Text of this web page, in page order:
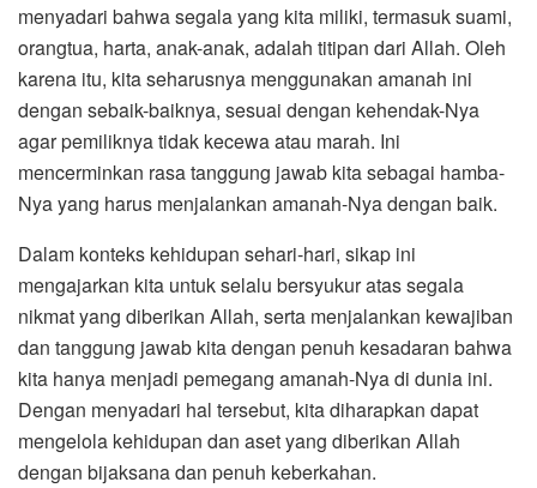
menyadari bahwa segala yang kita miliki, termasuk suami,
orangtua, harta, anak-anak, adalah titipan dari Allah. Oleh
karena itu, kita seharusnya menggunakan amanah ini
dengan sebaik-baiknya, sesuai dengan kehendak-Nya
agar pemiliknya tidak kecewa atau marah. Ini
mencerminkan rasa tanggung jawab kita sebagai hamba-
Nya yang harus menjalankan amanah-Nya dengan baik.
Dalam konteks kehidupan sehari-hari, sikap ini
mengajarkan kita untuk selalu bersyukur atas segala
nikmat yang diberikan Allah, serta menjalankan kewajiban
dan tanggung jawab kita dengan penuh kesadaran bahwa
kita hanya menjadi pemegang amanah-Nya di dunia ini.
Dengan menyadari hal tersebut, kita diharapkan dapat
mengelola kehidupan dan aset yang diberikan Allah
dengan bijaksana dan penuh keberkahan.